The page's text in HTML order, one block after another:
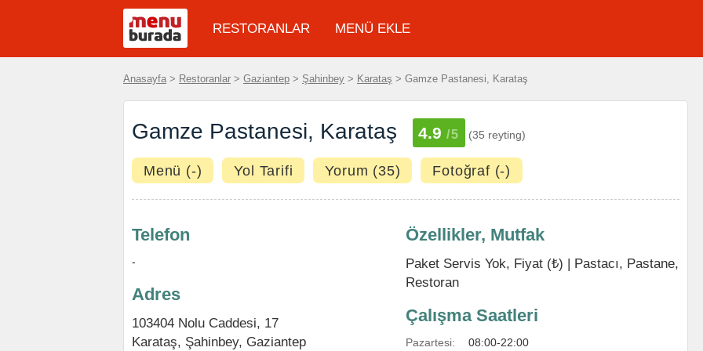
RESTORANLAR MENÜ EKLE
Anasayfa > Restoranlar > Gaziantep > Şahinbey > Karataş > Gamze Pastanesi, Karataş
Gamze Pastanesi, Karataş 4.9 /5 (35 reyting)
Menü (-) Yol Tarifi Yorum (35) Fotoğraf (-)
Telefon
-
Adres
103404 Nolu Caddesi, 17
Karataş, Şahinbey, Gaziantep
Özellikler, Mutfak
Paket Servis Yok, Fiyat (₺) | Pastacı, Pastane,
Restoran
Çalışma Saatleri
Pazartesi:
08:00-22:00